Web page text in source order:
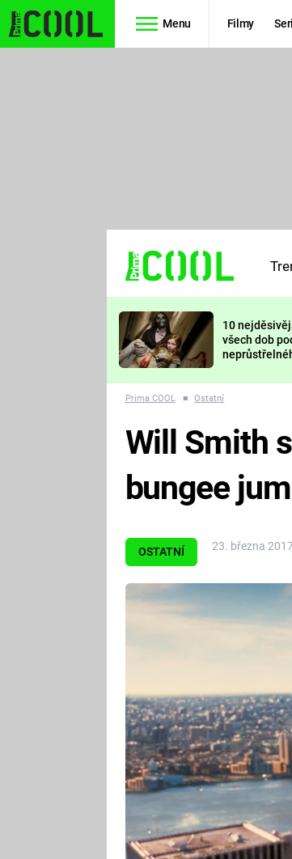
Menu Filmy
TŘESKU
FUTURAMA
10
všech dob
nejvíc
Prima COOL ■ Ostatní
OSTATNÍ 23. března
Will Smith
bungee